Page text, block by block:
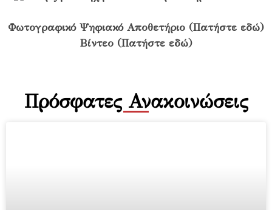
Φωτογραφικό Ψηφιακό Αποθετήριο (Πατήστε εδώ)
Βίντεο (Πατήστε εδώ)
Πρόσφατες Ανακοινώσεις